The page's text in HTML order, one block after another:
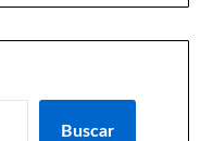
Buscar